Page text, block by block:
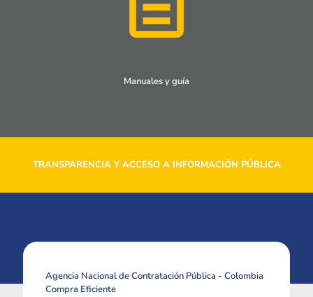
Manuales y guía
TRANSPARENCIA Y ACCESO A INFORMACIÓN PÚBLICA
Agencia Nacional de Contratación Pública - Colombia
Compra Eficiente